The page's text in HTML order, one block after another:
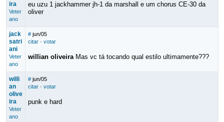
ira
Veter
ano
eu uzu 1 jackhammer jh-1 da marshall e um chorus CE-30 da
oliver
jack
satri
ani
Veter
ano
# jun/05
citar· votar
willian oliveiraMas vc tá tocando qual estilo ultimamente???
willi
an
olive
ira
Veter
ano
# jun/05
citar· votar
punk e hard